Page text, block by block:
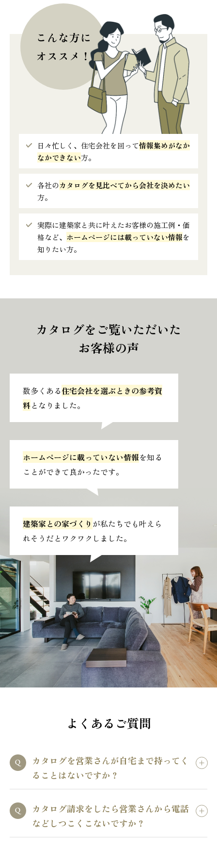
こんな方に
オススメ！
日々忙しく、住宅会社を回って情報集めがなか
なかできない方。
各社のカタログを見比べてから会社を決めたい
方。
実際に建築家と共に叶えたお客様の施工例・価
格など、 ホームページには載っていない情報を
知りたい方。
カタログをご覧いただいた
お客様の声
建築家との家づくり が私たちでも叶えら
れそうだとワクワクしました。
ホームページに載っていない情報を知る
ことができて良かったです。
数多くある住宅会社を選ぶときの参考資
料となりました。
よくあるご質問
カタログを営業さんが自宅まで持ってく
ることはないですか？
カタログ請求をしたら営業さんから電話
などしつこくこないですか？